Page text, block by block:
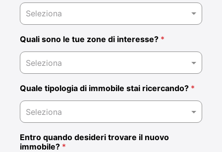
*
Seleziona
Quali sono le tue zone di interesse? *
Quale tipologia di immobile stai ricercando? *
Entro quando desideri trovare il nuovo
immobile? *